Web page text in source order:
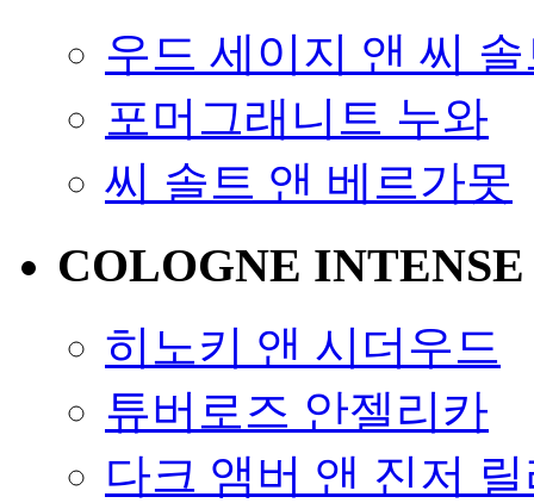
우드 세이지 앤 씨
포머그래니트 누와
씨 솔트 앤 베르가못
COLOGNE INTENSE
히노키 앤 시더우드
튜버로즈 안젤리카
다크 앰버 앤 진저